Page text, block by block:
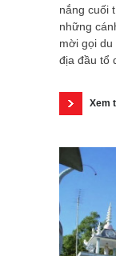
nắng cuối
những
mời gọi
địa đầu tổ
Xem